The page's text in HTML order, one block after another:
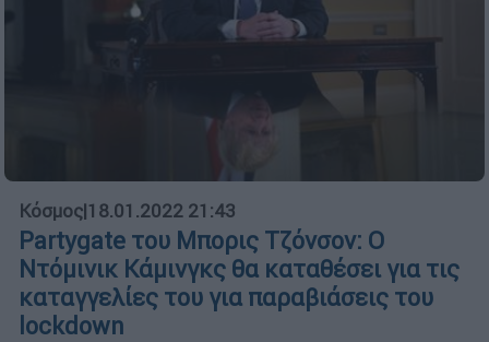
Κόσμος|18.01.2022 21:43
Partygate του Μπορις Τζόνσον: Ο
Ντόμινικ Κάμινγκς θα καταθέσει για τις
καταγγελίες του για παραβιάσεις του
lockdown